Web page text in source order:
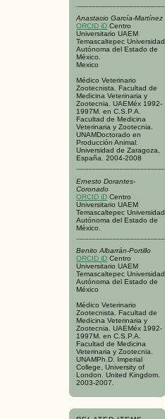
Anastacio García-Martínez
ORCID iD Centro
Universitario UAEM
Temascaltepec Universidad
Autónoma del Estado de
México.
Mexico
Médico Veterinario
Zootecnista. Facultad de
Medicina Veterinaria y
Zootecnia. UAEMéx 1992-
1997M. en C.S.P.A.
Facultad de Medicina
Veterinaria y Zootecnia.
UNAMDoctorado en
Producción Animal.
Universidad de Zaragoza,
España. 2004-2008
Ernesto Dorantes-
Coronado
ORCID iD Centro
Universitario UAEM
Temascaltepec Universidad
Autónoma del Estado de
México.
Benito Albarrán-Portillo
ORCID iD Centro
Universitario UAEM
Temascaltepec Universidad
Autónoma del Estado de
México
Médico Veterinario
Zootecnista. Facultad de
Medicina Veterinaria y
Zootecnia. UAEMéx 1992-
1997M. en C.S.P.A.
Facultad de Medicina
Veterinaria y Zootecnia.
UNAMPh.D. Imperial
College, University of
London. United Kingdom.
2003-2007.